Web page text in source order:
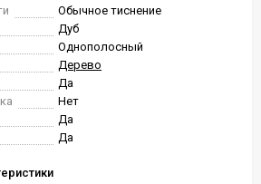
Обычное тиснение
Дуб
Однополосный
Дерево
Да
Нет
Да
Да